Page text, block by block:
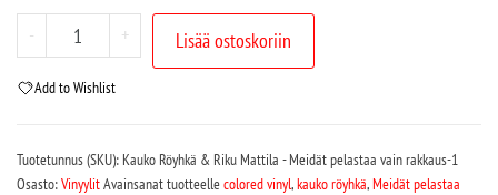
- + Lisää ostoskoriin
Add to Wishlist
Tuotetunnus (SKU): Kauko Röyhkä & Riku Mattila - Meidät pelastaa vain rakkaus-1
Osasto:VinyylitAvainsanat tuotteellecolored vinyl,kauko röyhkä,Meidät pelastaa